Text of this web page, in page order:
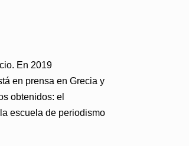
En 2019
en prensa en Grecia y
obtenidos: el
escuela de periodismo